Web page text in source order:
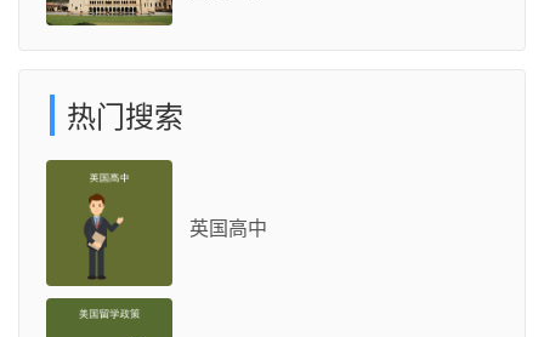
热门搜索
英国高中